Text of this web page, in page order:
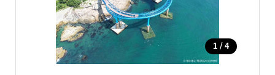
1 / 4